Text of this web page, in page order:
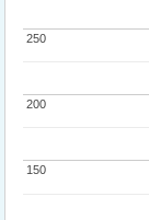
150
150
200
200
250
250